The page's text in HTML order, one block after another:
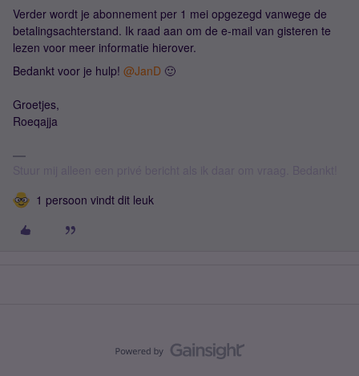
Verder wordt je abonnement per 1 mei opgezegd vanwege de
betalingsachterstand. Ik raad aan om de e-mail van gisteren te
lezen voor meer informatie hierover.
Bedankt voor je hulp! ​ @JanD 🙂
Groetjes,
Roeqajja
1 persoon vindt dit leuk